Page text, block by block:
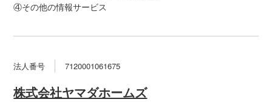
④その他の情報サービス
法人番号 7120001061675
株式会社ヤマダホームズ